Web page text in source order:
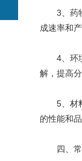
3、药物
成速率和
4、环境
解，提高
5、材料
的性能和
四、常